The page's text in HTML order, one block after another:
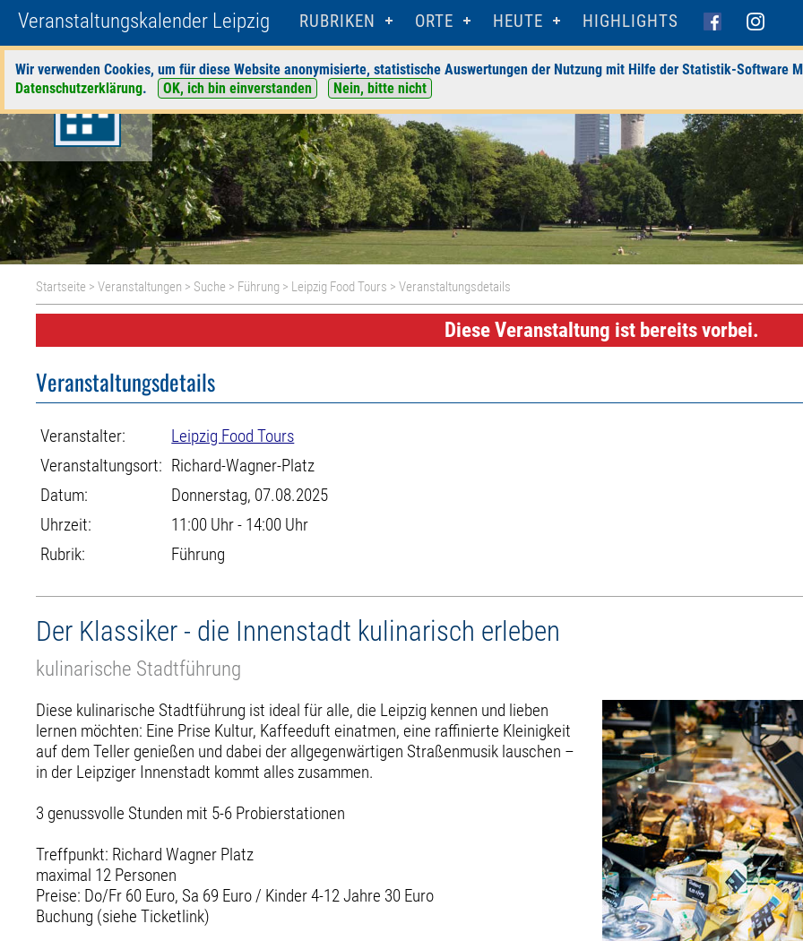
Veranstaltungskalender Leipzig RUBRIKEN ORTE HEUTE HIGHLIGHTS
Wir verwenden Cookies, um für diese Website anonymisierte, statistische Auswertungen der Nutzung mit Hilfe der Statistik-Software
Datenschutzerklärung. OK, ich bin einverstanden Nein, bitte nicht
Startseite >Veranstaltungen > Suche > Führung > Leipzig Food Tours > Veranstaltungsdetails
Diese Veranstaltung ist bereits vorbei.
Veranstaltungsdetails
Veranstalter:
Leipzig Food Tours
Veranstaltungsort: Richard-Wagner-Platz
Datum:
Donnerstag, 07.08.2025
Uhrzeit:
11:00 Uhr - 14:00 Uhr
Rubrik:
Führung
Der Klassiker - die Innenstadt kulinarisch erleben
kulinarische Stadtführung
Diese kulinarische Stadtführung ist ideal für alle, die Leipzig kennen und lieben
lernen möchten: Eine Prise Kultur, Kaffeeduft einatmen, eine raffinierte Kleinigkeit
auf dem Teller genießen und dabei der allgegenwärtigen Straßenmusik lauschen –
in der Leipziger Innenstadt kommt alles zusammen.
3 genussvolle Stunden mit 5-6 Probierstationen
Treffpunkt: Richard Wagner Platz
maximal 12 Personen
Preise: Do/Fr 60 Euro, Sa 69 Euro / Kinder 4-12 Jahre 30 Euro
Buchung (siehe Ticketlink)